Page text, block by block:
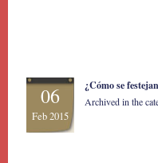
06
Feb 2015
¿Cómo se
Archived in the